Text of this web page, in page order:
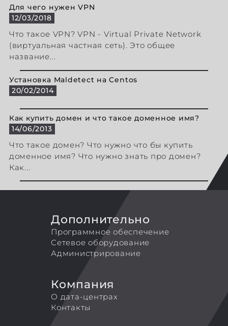
Для чего нужен VPN
12/03/2018
Что такое VPN? VPN - Virtual Private Network
(виртуальная частная сеть). Это общее
название...
Установка Maldetect на Centos
20/02/2014
Как купить домен и что такое доменное имя?
14/06/2013
Что такое домен? Что нужно что бы купить
доменное имя? Что нужно знать про домен?
Как...
Дополнительно
Программное обеспечение
Сетевое оборудование
Администрирование
Компания
О дата-центрах
Контакты